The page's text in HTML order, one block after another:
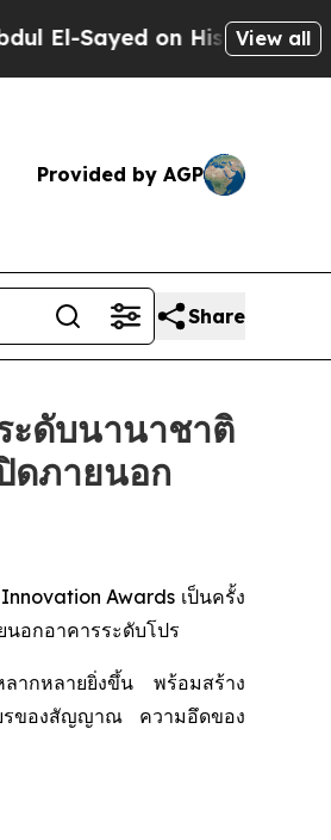
on Historic Michigan
View all
Provided by AGP
Share
ดับนานาชาติ
ดภายนอก
Awards เป็นครั้ง
นอกอาคารระดับโปร
ากหลายยิ่งขึ้น พร้อมสร้าง
ยรของสัญญาณ ความอึดของ